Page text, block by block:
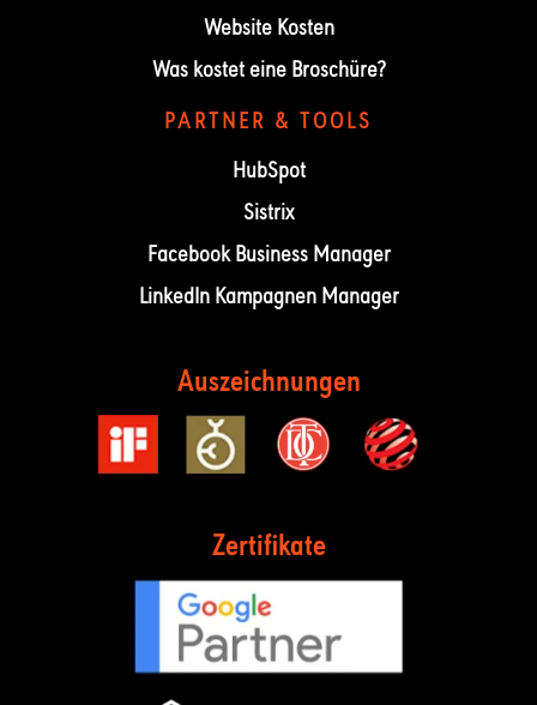
Website Kosten
Was kostet eine Broschüre?
PARTNER & TOOLS
HubSpot
Sistrix
Facebook Business Manager
LinkedIn Kampagnen Manager
Auszeichnungen
Zertifikate